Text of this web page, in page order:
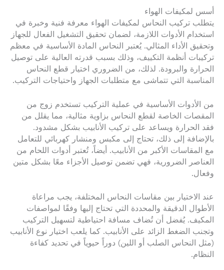
أسس لمكيفات الهواء
يتطلب تركيب النحاس لمكيفات الهواء معرفة فنية وخبرة في
استخدام الأدوات اللازمة، لضمان تحقيق التشغيل الفعال للجهاز
وتحقيق الأداء المثالي. يُعتبر النحاس المادة الأساسية في معظم
تركيبات أنظمة التكييف، وذلك بسبب قدرته العالية على توصيل
الحرارة والبرودة. لذلك، من الضروري اختيار قطع النحاس
المناسبة التي تتماشى مع متطلبات الجهاز واحتياجات التركيب.
من الأدوات الأساسية في عملية التركيب تستخدم زوج من
المقصات الخاصة لقطع النحاس بزاوية مثالية، مما يقلل من
فقد الحرارة ويساعد على تركيب الأنابيب بشكل مشدود.
بالإضافة إلى ذلك، تحتاج إلى مكبس ومنشار كهربائي للتعامل
مع المقاسات الأكبر من الأنابيب. أيضاً، تُعتبر أدوات اللحام من
العناصر الضرورية، فهي تضمن توصيل الأجزاء معًا بشكل متين
وفعال.
عند الاختيار بين مقاسات النحاس المختلفة، يجب مراعاة
الأطوال الدقيقة والمحددة التي تحتاج إليها وفقًا لمواصفات
المكيف. يُفضل أن تُضاف مسافة احتياطية لتسهيل التركيب
وتجنب الضغط الزائد على الأنابيب. كما يلعب اختيار نوع الأنابيب
(مثل النحاس الصلب أو اللين) دوراً حيوياً في تحديد كفاءة
النظام.